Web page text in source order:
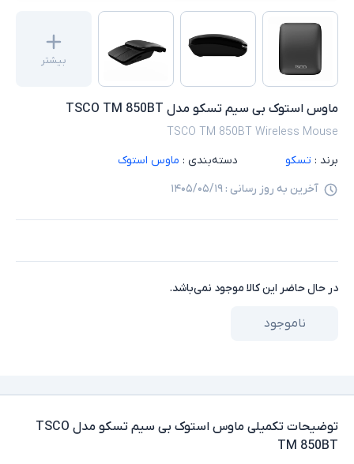
بیشتر
ماوس استوک بی سیم تسکو مدل TSCO TM 850BT
TSCO TM 850BT Wireless Mouse
برند : تسکو دسته‌بندی : ماوس استوک
آخرین به روز رسانی : ۱۴۰۵/۰۵/۱۹
در حال حاضر این کالا موجود نمی‌باشد.
ناموجود
توضیحات تکمیلی
ماوس استوک بی سیم تسکو مدل TSCO
TM 850BT